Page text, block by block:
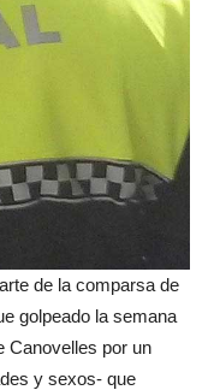
de la comparsa de
golpeado la semana
Canovelles por un
y sexos- que